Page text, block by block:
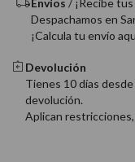
Envíos / ¡Recibe
Despachamos en
¡Calcula tu envío
Devolución
Tienes 10 días
devolución.
Aplican